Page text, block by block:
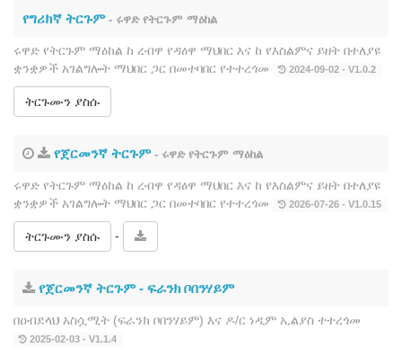
የግሪክኛ ትርጉም- ሩዋድ የትርጉም ማዕከል
ሩዋድ የትርጉም ማዕከል ከ ረብዋ የዳዕዋ ማህበር እና ከ የእስልምና ይዘት በተለያዩ
ቋንቋዎች አገልግሎት ማህበር ጋር በመተባበር የተተረጎመ
2024-09-02 - V1.0.2
ትርጉሙን ያስሱ
የጀርመንኛ ትርጉም- ሩዋድ የትርጉም ማዕከል
ሩዋድ የትርጉም ማዕከል ከ ረብዋ የዳዕዋ ማህበር እና ከ የእስልምና ይዘት በተለያዩ
ቋንቋዎች አገልግሎት ማህበር ጋር በመተባበር የተተረጎመ
2026-07-26 - V1.0.15
ትርጉሙን ያስሱ -
የጀርመንኛ ትርጉም ‐ ፍራንክ ቦበንሃይም
በዐብደላህ አስሷሚት (ፍራንክ ቦበንሃይም) እና ዶ/ር ነዲም ኢልያስ ተተረጎመ
2025-02-03 - V1.1.4